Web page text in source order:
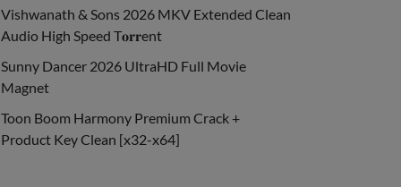
Vishwanath & Sons 2026 MKV Extended Clean
Audio High Speed T𝐨𝐫𝐫ent
Sunny Dancer 2026 UltraHD Full Movie
Magnet
Toon Boom Harmony Premium Crack +
Product Key Clean [x32-x64]